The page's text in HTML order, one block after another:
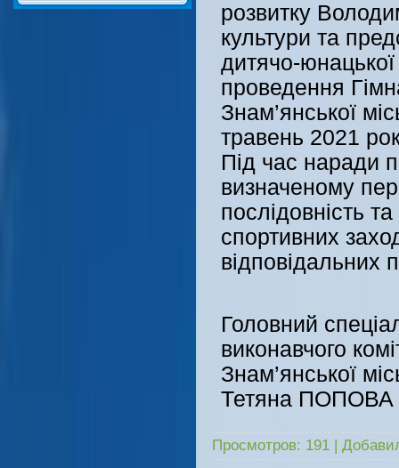
розвитку
культури та
дитячо-
проведення
Знам’янської
травень 2021
Під час наради
визначеному
послідовність
спортивних
відповідальних
Головний
виконавчого
Знам’янської
Тетяна ПОПОВА
Просмотров: 191 |